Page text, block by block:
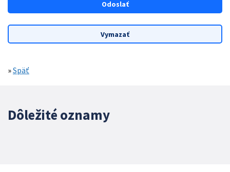
»Späť
Dôležité oznamy